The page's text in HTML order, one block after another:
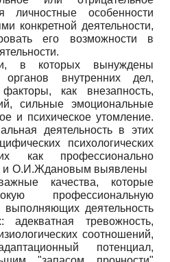
личностные особенности
конкретной деятельности,
его возможности в
в которых вынуждены
органов внутренних дел,
как внезапность,
сильные эмоциональные
и психическое утомление.
деятельность в этих
психологических
как профессионально
и О.И.Ждановым выявлены
качества, которые
профессиональную
деятельность
тревожность,
соотношений,
потенциал,